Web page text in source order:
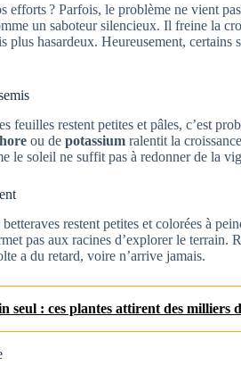
efforts ? Parfois, le problème ne vient
un saboteur silencieux. Il freine la
plus hasardeux. Heureusement, certains
feuilles restent petites et pâles, c’est
ou de potassium ralentit la
le soleil ne suffit pas à redonner de la
restent petites et colorées à
pas aux racines d’explorer le terrain.
a du retard, voire n’arrive jamais.
seul : ces plantes attirent des milliers